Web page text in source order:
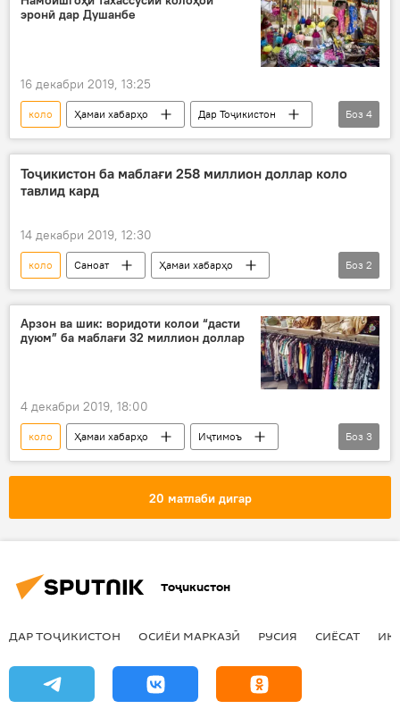
эронӣ дар Душанбе
16 декабри 2019, 13:25
коло Ҳамаи хабарҳо
Дар Тоҷикистон
Эрон
намоиш
намоишгоҳ
Боз 4
Тоҷикистон ба маблағи 258 миллион доллар коло
тавлид кард
14 декабри 2019, 12:30
коло Саноат
Ҳамаи хабарҳо
Дар Тоҷикистон
тавлид
Боз 2
Арзон ва шик: воридоти колои “дасти
дуюм” ба маблағи 32 миллион доллар
4 декабри 2019, 18:00
коло Ҳамаи хабарҳо
Иҷтимоъ
Осиёи Марказӣ
Афғонистон
Боз 3
20 матлаби дигар
Тоҷикистон
ДАР ТОҶИКИСТОН ОСИЁИ МАРКАЗӢ РУСИЯ СИЁСАТ